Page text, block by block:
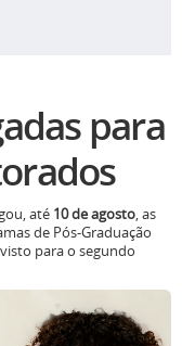
para
até 10 de agosto, as
de Pós-Graduação
para o segundo